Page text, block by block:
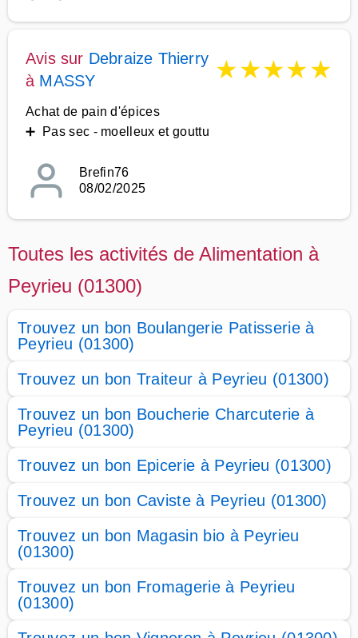
Avis sur Debraize Thierry
à MASSY ★★★★★
Achat de pain d'épices
➕ Pas sec - moelleux et gouttu
Brefin76
08/02/2025
Toutes les activités de Alimentation à
Peyrieu (01300)
Trouvez un bon Boulangerie Patisserie à
Peyrieu (01300)
Trouvez un bon Traiteur à Peyrieu (01300)
Trouvez un bon Boucherie Charcuterie à
Peyrieu (01300)
Trouvez un bon Epicerie à Peyrieu (01300)
Trouvez un bon Caviste à Peyrieu (01300)
Trouvez un bon Magasin bio à Peyrieu
(01300)
Trouvez un bon Fromagerie à Peyrieu
(01300)